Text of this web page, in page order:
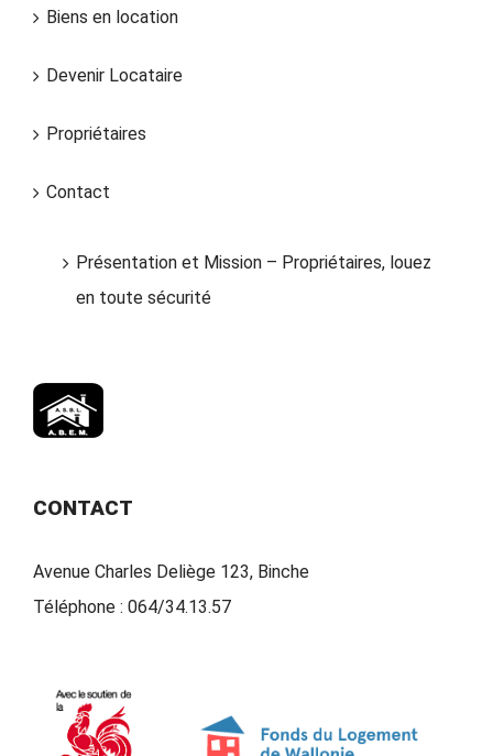
Biens en location
Devenir Locataire
Propriétaires
Contact
Présentation et Mission – Propriétaires, louez
en toute sécurité
CONTACT
Avenue Charles Deliège 123, Binche
Téléphone : 064/34.13.57